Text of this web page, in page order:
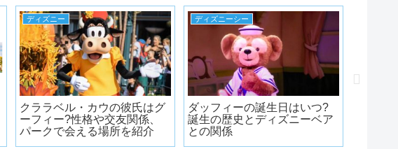
ディズニー
クララベル・カウの彼氏はグ
ーフィー?性格や交友関係、
パークで会える場所を紹介
ディズニーシー
ダッフィーの誕生日はいつ?
誕生の歴史とディズニーベア
との関係